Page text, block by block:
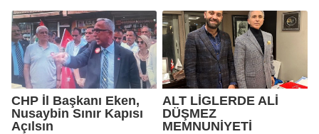
CHP İl Başkanı Eken,
Nusaybin Sınır Kapısı
Açılsın
ALT LİGLERDE ALİ
DÜŞMEZ
MEMNUNİYETİ